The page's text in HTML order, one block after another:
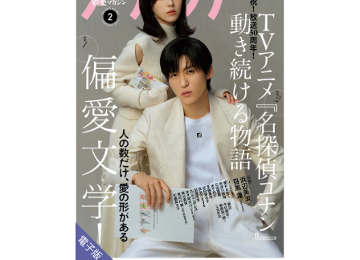
電子版